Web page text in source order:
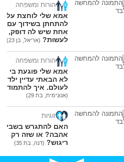
עוד שאלות חדשות במדור
הורות ומשפחה
אמא שלי לוחצת עליי
להתחתן בשידוך עם כל
אחת שיש לה דופק, מה
לעשות? (אריאל, בן 23)
הורות ומשפחה
אמא שלי פוגעת בי כי
לא הבאתי עדיין ילדים
לעולם. איך להתמודד?
(אנונימית, בת 29)
זוגיות
האם להתגרש בשביל
אהבה? או שזה רק
ריגוש? (דנה, בת 35)